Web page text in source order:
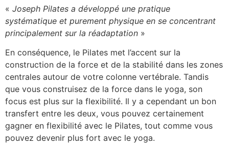
« Joseph Pilates a développé une pratique
systématique et purement physique en se concentrant
principalement sur la réadaptation »
En conséquence, le Pilates met l’accent sur la
construction de la force et de la stabilité dans les zones
centrales autour de votre colonne vertébrale. Tandis
que vous construisez de la force dans le yoga, son
focus est plus sur la flexibilité. Il y a cependant un bon
transfert entre les deux, vous pouvez certainement
gagner en flexibilité avec le Pilates, tout comme vous
pouvez devenir plus fort avec le yoga.